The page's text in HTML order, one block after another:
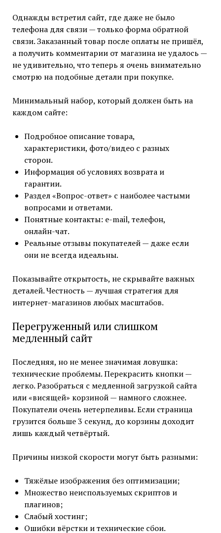
Однажды встретил сайт, где даже не было
телефона для связи — только форма обратной
связи. Заказанный товар после оплаты не пришёл,
а получить комментарии от магазина не удалось —
не удивительно, что теперь я очень внимательно
смотрю на подобные детали при покупке.
Минимальный набор, который должен быть на
каждом сайте:
Подробное описание товара,
характеристики, фото/видео с разных
сторон.
Информация об условиях возврата и
гарантии.
Раздел «Вопрос-ответ» с наиболее частыми
вопросами и ответами.
Понятные контакты: e-mail, телефон,
онлайн-чат.
Реальные отзывы покупателей — даже если
они не всегда идеальны.
Показывайте открытость, не скрывайте важных
деталей. Честность — лучшая стратегия для
интернет-магазинов любых масштабов.
Перегруженный или слишком
медленный сайт
Последняя, но не менее значимая ловушка:
технические проблемы. Перекрасить кнопки —
легко. Разобраться с медленной загрузкой сайта
или «висящей» корзиной — намного сложнее.
Покупатели очень нетерпеливы. Если страница
грузится больше 3 секунд, до корзины доходит
лишь каждый четвёртый.
Причины низкой скорости могут быть разными:
Тяжёлые изображения без оптимизации;
Множество неиспользуемых скриптов и
плагинов;
Слабый хостинг;
Ошибки вёрстки и технические сбои.